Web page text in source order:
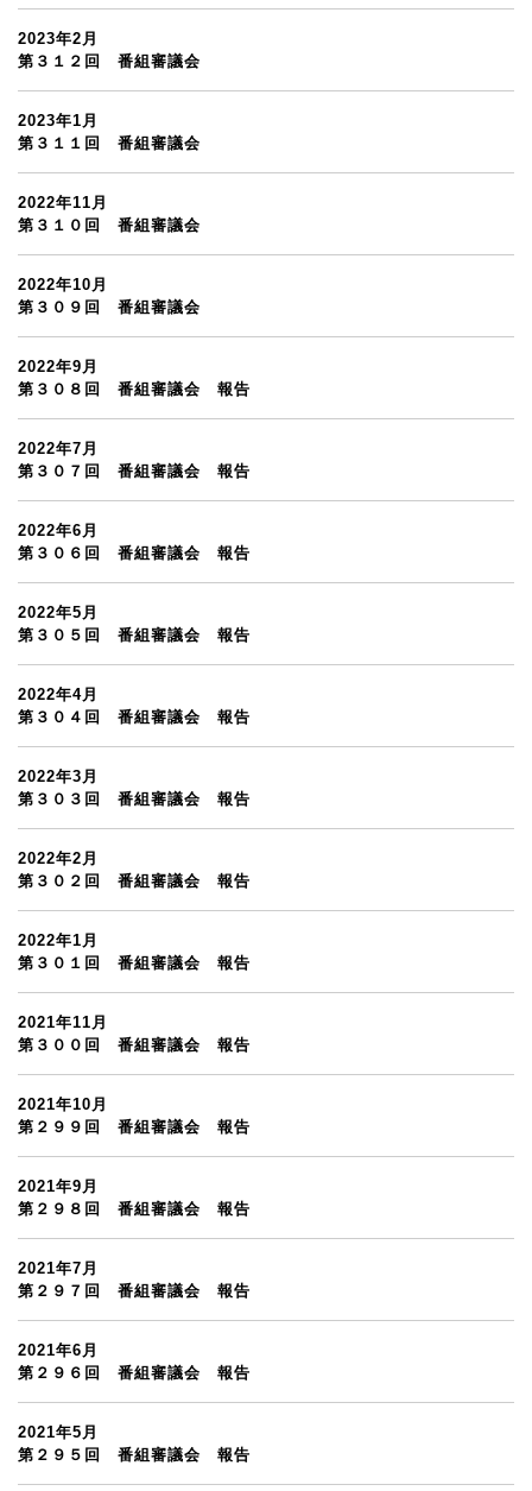
2023年2月
第３１２回 番組審議会
2023年1月
第３１１回 番組審議会
2022年11月
第３１０回 番組審議会
2022年10月
第３０９回 番組審議会
2022年9月
第３０８回 番組審議会 報告
2022年7月
第３０７回 番組審議会 報告
2022年6月
第３０６回 番組審議会 報告
2022年5月
第３０５回 番組審議会 報告
2022年4月
第３０４回 番組審議会 報告
2022年3月
第３０３回 番組審議会 報告
2022年2月
第３０２回 番組審議会 報告
2022年1月
第３０１回 番組審議会 報告
2021年11月
第３００回 番組審議会 報告
2021年10月
第２９９回 番組審議会 報告
2021年9月
第２９８回 番組審議会 報告
2021年7月
第２９７回 番組審議会 報告
2021年6月
第２９６回 番組審議会 報告
2021年5月
第２９５回 番組審議会 報告